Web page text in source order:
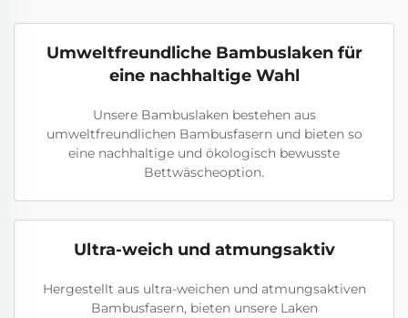
Umweltfreundliche Bambuslaken für
eine nachhaltige Wahl
Unsere Bambuslaken bestehen aus
umweltfreundlichen Bambusfasern und bieten so
eine nachhaltige und ökologisch bewusste
Bettwäscheoption.
Ultra-weich und atmungsaktiv
Hergestellt aus ultra-weichen und atmungsaktiven
Bambusfasern, bieten unsere Laken